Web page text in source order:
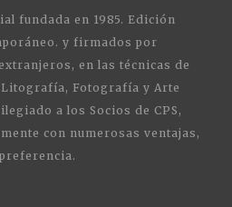
fundada en 1985. Edición
y firmados por
en las técnicas de
Fotografía y Arte
a los Socios de CPS,
con numerosas ventajas,